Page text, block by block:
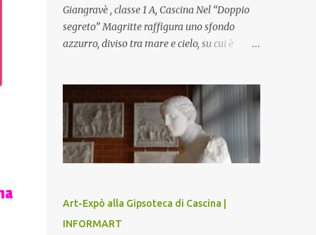
Giangravè , classe 1 A, Cascina Nel “Doppio
segreto” Magritte raffigura uno sfondo
azzurro, diviso tra mare e cielo, su cui è
testa è quasi uno strappo o un taglio, scopre
sulla destra l’interno del corpo: non organi
umani, ma una materia metallica, fatta di
cilindri e sfere, un motivo che Magritte
propone frequentemente nelle sue opere,
minaccioso, come se si trattasse di un
qualcosa di malinconico, sia per il colore che
per la consistenza del materiale. L’enigma
Art-Expò alla Gipsoteca di Cascina |
INFORMART